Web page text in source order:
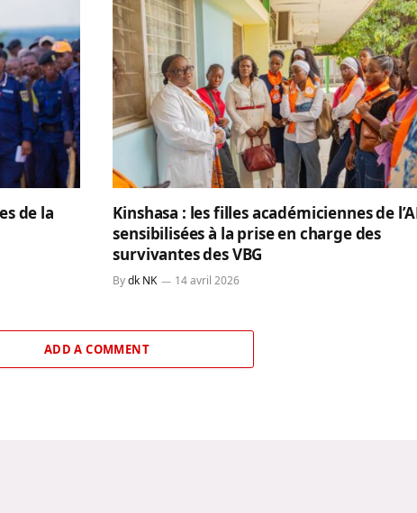
de la
Kinshasa : les filles académiciennes de
sensibilisées à la prise en charge des
survivantes des VBG
By dk NK 14 avril 2026
ADD A COMMENT